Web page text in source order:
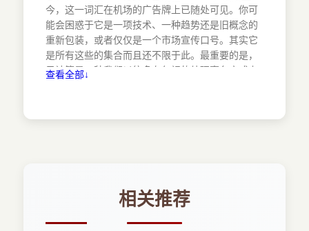
2.2.5 图数据库 19
2.2.6 数据仓库 20
2.3 云存储全景 20
2.3.1 文件系统 20
2.3.2 对象存储 21
2.3.3 NoSQL服务 21
第3章 使用云存储服务 25
3.1 两种访问方式：门户和API 25
今，这一词汇在机场的广告牌上已随处可见。你可
能会困惑于它是一项技术、一种趋势还是旧概念的
重新包装，或者仅仅是一个市场宣传口号。其实它
是所有这些的集合而且还不限于此。最重要的是，
云计算是一种我们以往多有忽视的处理事务方式上
经转变了我们作为消费者和信息技术互动的方式，
我们可以在Netflix上持续流畅地观看视频（托管在
亚马逊云平台上），通过谷歌搜寻网站内容（使用
查看全部↓
相关推荐